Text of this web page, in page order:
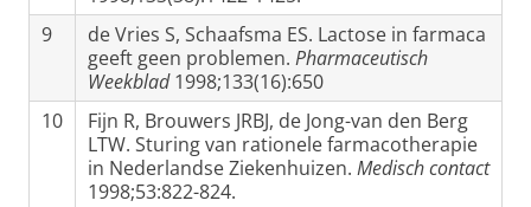
9
de Vries S, Schaafsma ES. Lactose in farmaca
geeft geen problemen. Pharmaceutisch
Weekblad1998;133(16):650
10
Fijn R, Brouwers JRBJ, de Jong-van den Berg
LTW. Sturing van rationele farmacotherapie
in Nederlandse Ziekenhuizen. Medisch contact
1998;53:822-824.